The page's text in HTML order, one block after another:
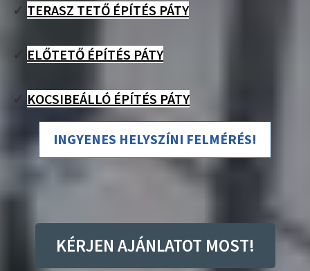
✓ TERASZ TETŐ ÉPÍTÉS PÁTY
✓ ELŐTETŐ ÉPÍTÉS PÁTY
✓ KOCSIBEÁLLÓ ÉPÍTÉS PÁTY
INGYENES HELYSZÍNI FELMÉRÉS!
KÉRJEN AJÁNLATOT MOST!